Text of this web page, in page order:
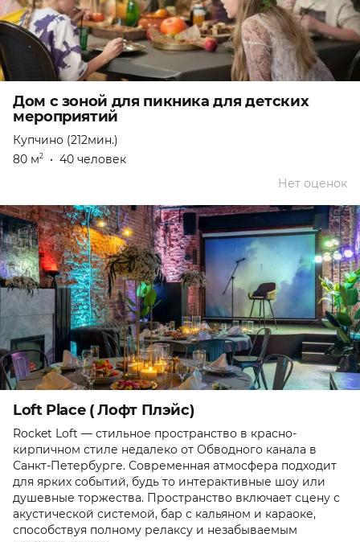
Дом с зоной для пикника для детских
мероприятий
Купчино (212мин.)
80 м2 • 40 человек
Нет оценок
Loft Place ( Лофт Плэйс)
Rocket Loft — стильное пространство в красно-
кирпичном стиле недалеко от Обводного канала в
Санкт-Петербурге. Современная атмосфера подходит
для ярких событий, будь то интерактивные шоу или
душевные торжества. Пространство включает сцену с
акустической системой, бар с кальяном и караоке,
способствуя полному релаксу и незабываемым